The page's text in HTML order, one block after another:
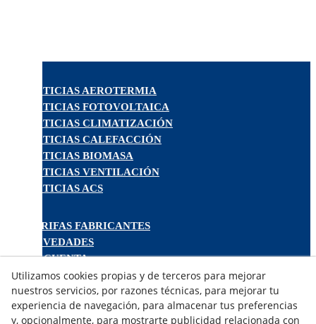
NOTICIAS AEROTERMIA
NOTICIAS FOTOVOLTAICA
NOTICIAS CLIMATIZACIÓN
NOTICIAS CALEFACCIÓN
NOTICIAS BIOMASA
NOTICIAS VENTILACIÓN
NOTICIAS ACS
TARIFAS FABRICANTES
NOVEDADES
MI CUENTA
CONTÁCTANOS
DEVOLUCIONES
Utilizamos cookies propias y de terceros para mejorar
nuestros servicios, por razones técnicas, para mejorar tu
experiencia de navegación, para almacenar tus preferencias
y, opcionalmente, para mostrarte publicidad relacionada con